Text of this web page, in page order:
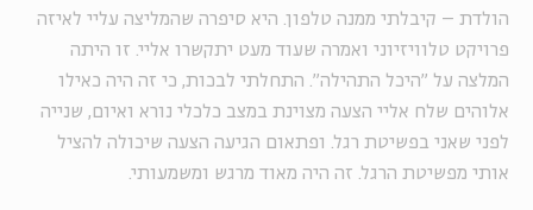
הולדת – קיבלתי ממנה טלפון. היא סיפרה שהמליצה עליי לאיזה
פרויקט טלוויזיוני ואמרה שעוד מעט יתקשרו אליי. זו היתה
המלצה על "היכל התהילה". התחלתי לבכות, כי זה היה כאילו
אלוהים שלח אליי הצעה מצוינת במצב כלכלי נורא ואיום, שנייה
לפני שאני בפשיטת רגל. ופתאום הגיעה הצעה שיכולה להציל
אותי מפשיטת הרגל. זה היה מאוד מרגש ומשמעותי.